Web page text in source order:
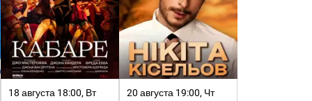
18 августа 18:00, Вт 20 августа 19:00, Чт